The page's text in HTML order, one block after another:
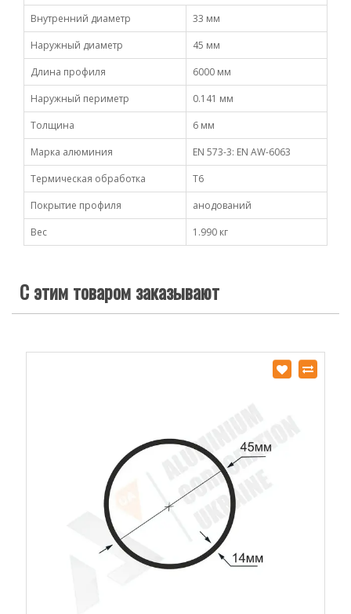
Внутренний диаметр
33 мм
Наружный диаметр
45 мм
Длина профиля
6000 мм
Наружный периметр
0.141 мм
Толщина
6 мм
Марка алюминия
EN 573-3: EN AW-6063
Термическая обработка
Т6
Покрытие профиля
анодований
Вес
1.990 кг
С этим товаром заказывают